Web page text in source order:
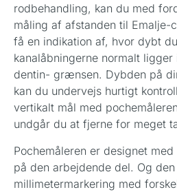
rodbehandling, kan du med
måling af afstanden til
få en indikation af, hvor dybt
kanalåbningerne normalt
dentin- grænsen. Dybden på
kan du undervejs hurtigt
vertikalt mål med
undgår du at fjerne for meget
Pochemåleren er designet
på den arbejdende del. Og den
millimetermarkering med